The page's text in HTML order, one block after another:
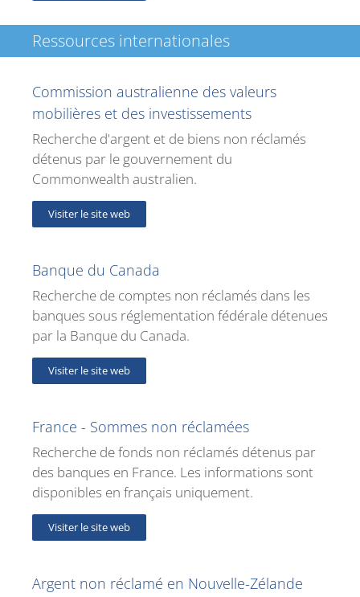
Ressources internationales
Commission australienne des valeurs
mobilières et des investissements
Recherche d'argent et de biens non réclamés
détenus par le gouvernement du
Commonwealth australien.
Visiter le site web
Banque du Canada
Recherche de comptes non réclamés dans les
banques sous réglementation fédérale détenues
par la Banque du Canada.
Visiter le site web
France - Sommes non réclamées
Recherche de fonds non réclamés détenus par
des banques en France. Les informations sont
disponibles en français uniquement.
Visiter le site web
Argent non réclamé en Nouvelle-Zélande